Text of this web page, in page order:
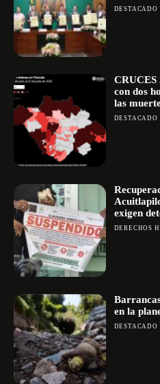
DESTACADO
CRUCES
con dos
las
DESTACADO
exigen
DERECHOS
en la
DESTACADO